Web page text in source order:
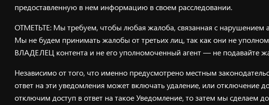
предоставленную в нем информацию в своем расследовании.
ОТМЕТЬТЕ: Мы требуем, чтобы любая жалоба, связанная с нарушением
Мы не будем принимать жалобы от третьих лиц, так как они не
ВЛАДЕЛЕЦ контента и не его уполномоченный агент — не подавайте
Независимо от того, что именно предусмотрено местным
ответ на эти уведомления может включать удаление, или отключение
отключим доступ в ответ на такое Уведомление, то затем мы сделаем